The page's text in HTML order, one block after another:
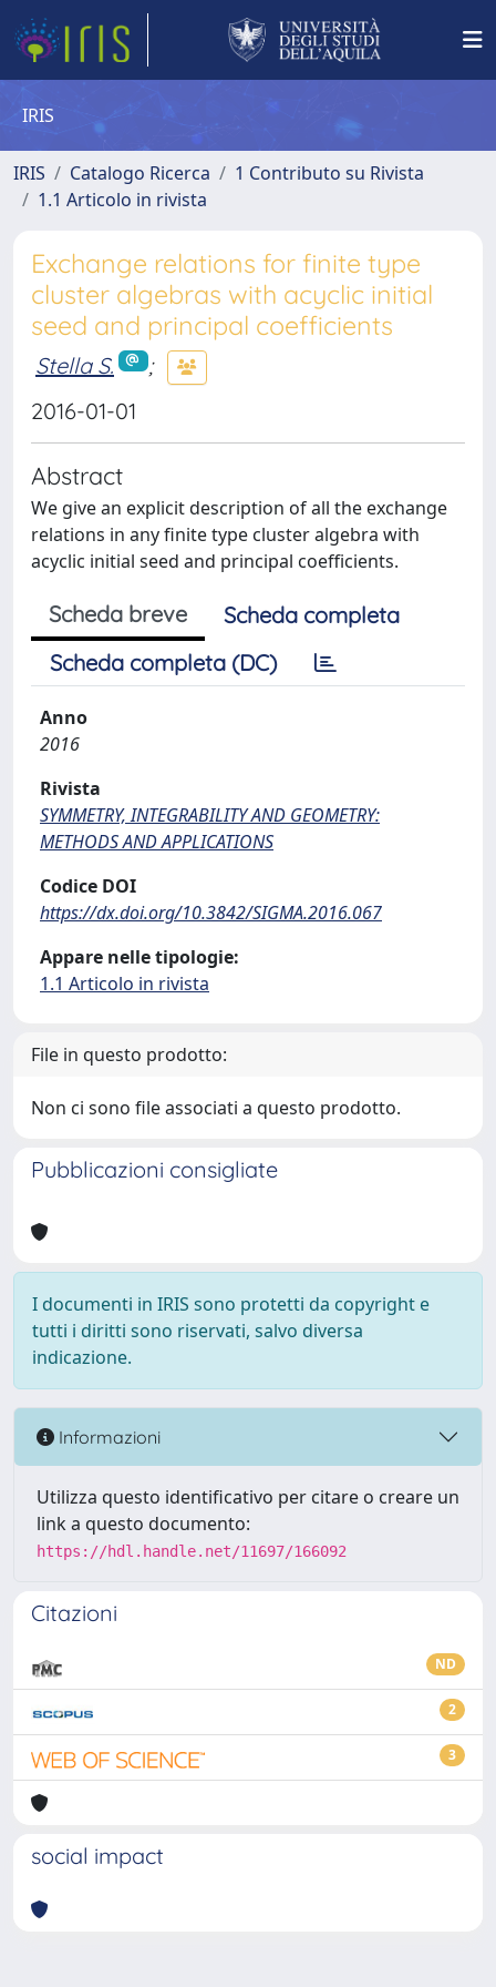
IRIS
IRIS Catalogo Ricerca
1 Contributo su Rivista
1.1 Articolo in rivista
Exchange relations for finite type
cluster algebras with acyclic initial
seed and principal coefficients
Stella S.
;
2016-01-01
Abstract
We give an explicit description of all the exchange
relations in any finite type cluster algebra with
acyclic initial seed and principal coefficients.
Scheda breve
Scheda completa
Scheda completa (DC)
Anno
2016
Rivista
SYMMETRY, INTEGRABILITY AND GEOMETRY:
METHODS AND APPLICATIONS
Codice DOI
https://dx.doi.org/10.3842/SIGMA.2016.067
Appare nelle tipologie:
1.1 Articolo in rivista
File in questo prodotto:
Non ci sono file associati a questo prodotto.
Pubblicazioni consigliate
I documenti in IRIS sono protetti da copyright e
tutti i diritti sono riservati, salvo diversa
indicazione.
Informazioni
Utilizza questo identificativo per citare o creare un
link a questo documento:
https://hdl.handle.net/11697/166092
Citazioni
ND
2
3
social impact